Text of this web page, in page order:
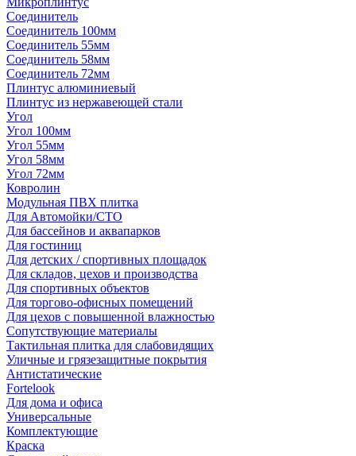
Соединитель
Соединитель 100мм
Соединитель 55мм
Соединитель 58мм
Соединитель 72мм
Плинтус алюминиевый
Плинтус из нержавеющей стали
Угол
Угол 100мм
Угол 55мм
Угол 58мм
Угол 72мм
Ковролин
Модульная ПВХ плитка
Для Автомойки/СТО
Для бассейнов и аквапарков
Для гостиниц
Для детских / спортивных площадок
Для складов, цехов и производства
Для спортивных объектов
Для торгово-офисных помещений
Для цехов с повышенной влажностью
Сопутствующие материалы
Тактильная плитка для слабовидящих
Уличные и грязезащитные покрытия
Антистатические
Fortelook
Для дома и офиса
Универсальные
Комплектующие
Краска